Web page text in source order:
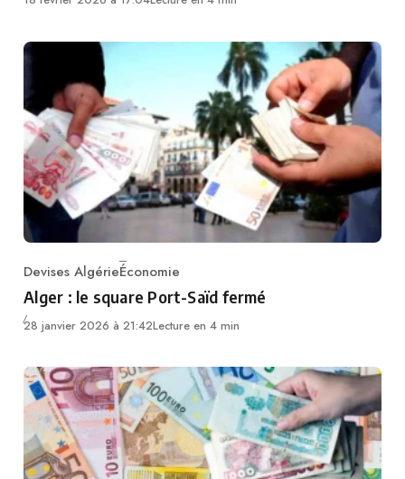
Category
Devises AlgérieÉconomie
Alger : le square Port-Saïd fermé
28 janvier 2026 à 21:42Lecture en 4 min